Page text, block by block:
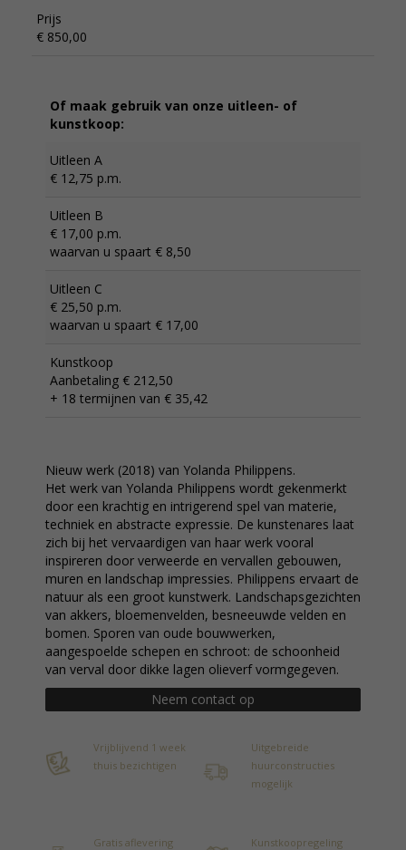
Prijs
€ 850,00
Of maak gebruik van onze uitleen- of
kunstkoop:
Uitleen A
€ 12,75 p.m.
Uitleen B
€ 17,00 p.m.
waarvan u spaart € 8,50
Uitleen C
€ 25,50 p.m.
waarvan u spaart € 17,00
Kunstkoop
Aanbetaling € 212,50
+ 18 termijnen van € 35,42
Nieuw werk (2018) van Yolanda Philippens.
Het werk van Yolanda Philippens wordt gekenmerkt
door een krachtig en intrigerend spel van materie,
techniek en abstracte expressie. De kunstenares laat
zich bij het vervaardigen van haar werk vooral
inspireren door verweerde en vervallen gebouwen,
muren en landschap impressies. Philippens ervaart de
natuur als een groot kunstwerk. Landschapsgezichten
van akkers, bloemenvelden, besneeuwde velden en
bomen. Sporen van oude bouwwerken,
aangespoelde schepen en schroot: de schoonheid
van verval door dikke lagen olieverf vormgegeven.
Neem contact op
Vrijblijvend 1 week
thuis bezichtigen
Uitgebreide
huurconstructies
mogelijk
Gratis aflevering
Kunstkoopregeling